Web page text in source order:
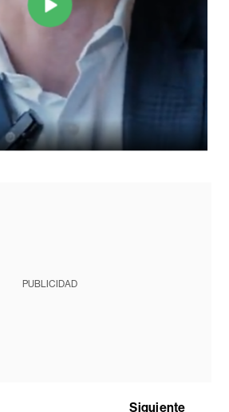
PUBLICIDAD
Siguiente